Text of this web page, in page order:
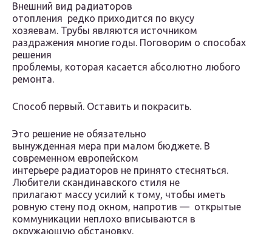
Внешний вид радиаторов
отопления редко приходится по вкусу
хозяевам. Трубы являются источником
раздражения многие годы. Поговорим о способах
решения
проблемы, которая касается абсолютно любого
ремонта.
Способ первый. Оставить и покрасить.
Это решение не обязательно
вынужденная мера при малом бюджете. В
современном европейском
интерьере радиаторов не принято стесняться.
Любители скандинавского стиля не
прилагают массу усилий к тому, чтобы иметь
ровную стену под окном, напротив — открытые
коммуникации неплохо вписываются в
окружающую обстановку.